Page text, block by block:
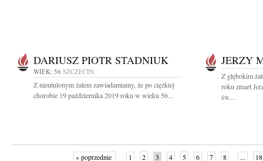
DARIUSZ PIOTR STADNIUK
WIEK: 56 SZCZECIN
Z nieutulonym żalem zawiadamiamy, że po ciężkiej
chorobie 19 października 2019 roku w wieku 56...
JERZY
Z głębokim
roku zmarł
św....
« poprzednie 1 2 3 4 5 6 7 8 ... 18